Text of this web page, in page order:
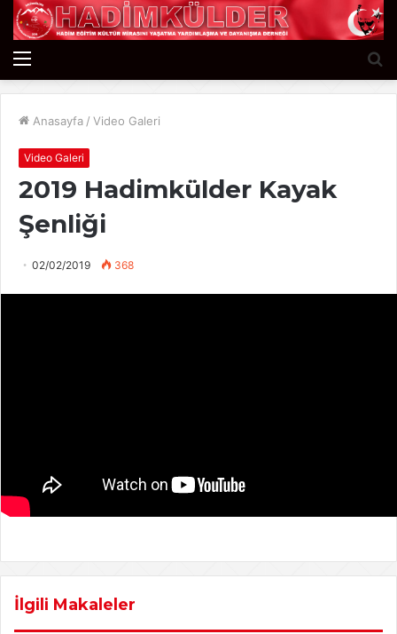
Anasayfa / Video Galeri
Video Galeri
2019 Hadimkülder Kayak
Şenliği
02/02/2019 368
İlgili Makaleler